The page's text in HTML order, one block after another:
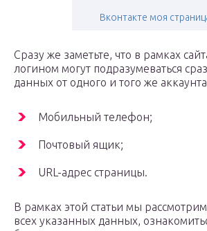
Вконтакте моя
Сразу же заметьте, что в рамках
логином могут подразумеваться
данных от одного и того же
Мобильный телефон;
Почтовый ящик;
URL-адрес страницы.
В рамках этой статьи мы
всех указанных данных,